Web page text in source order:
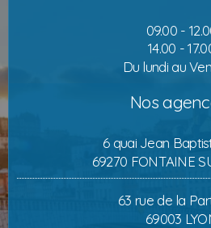
09.00 -
14.00 -
Du lundi au
Nos
6 quai Jean
69270 FONTAINE
63 rue de la
69003